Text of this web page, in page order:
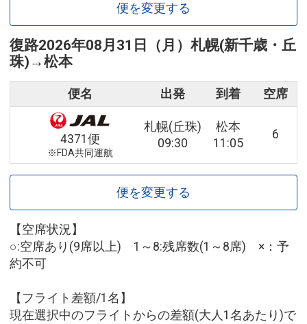
便を変更する
復路2026年08月31日（月） 札幌(新千歳・丘
珠) →松本
便名 出発 到着 空席
4371便
※FDA共同運航
札幌(丘珠)
09:30
松本
11:05
6
便を変更する
【空席状況】
○:空席あり(9席以上) 1～8:残席数(1～8席) ×：予
約不可
【フライト差額/1名】
現在選択中のフライトからの差額(大人1名あたり)で